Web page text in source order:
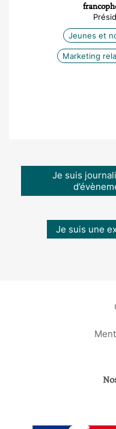
Jeunes et
Marketing
Je suis
Je suis une